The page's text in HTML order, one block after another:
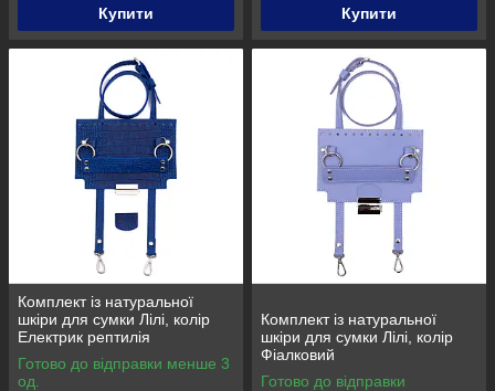
Купити Купити
Комплект із натуральної
шкіри для сумки Лілі, колір
Електрик рептилія
Готово до відправки менше 3
од.
Комплект із натуральної
шкіри для сумки Лілі, колір
Фіалковий
Готово до відправки